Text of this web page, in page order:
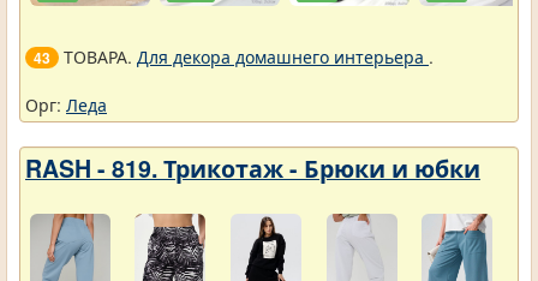
43 ТОВАРА. Для декора домашнего интерьера .
Орг: Леда
RASH - 819. Трикотаж - Брюки и юбки